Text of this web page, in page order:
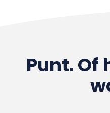
Punt. Of